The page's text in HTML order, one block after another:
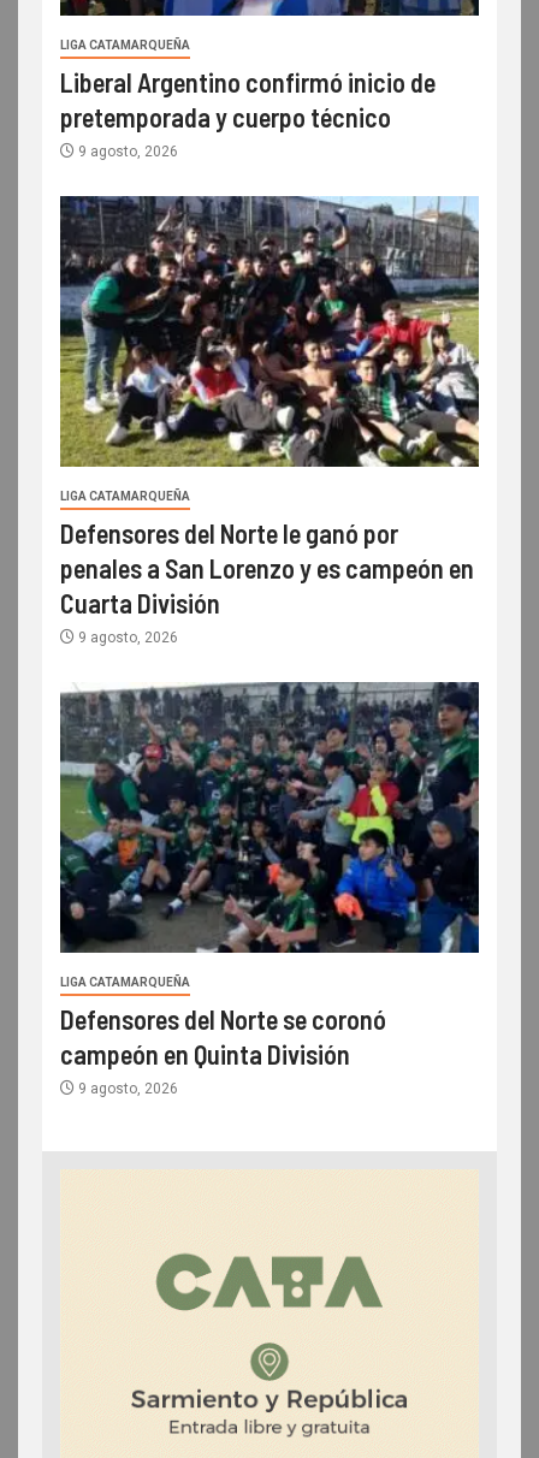
LIGA CATAMARQUEÑA
Liberal Argentino confirmó inicio de
pretemporada y cuerpo técnico
9 agosto, 2026
LIGA CATAMARQUEÑA
Defensores del Norte le ganó por
penales a San Lorenzo y es campeón en
Cuarta División
9 agosto, 2026
LIGA CATAMARQUEÑA
Defensores del Norte se coronó
campeón en Quinta División
9 agosto, 2026